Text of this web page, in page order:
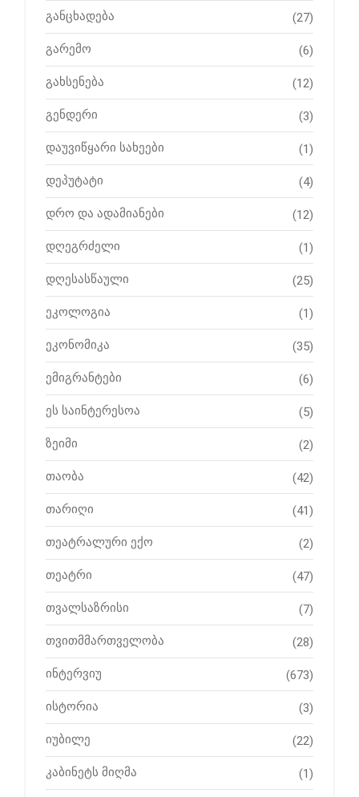
განცხადება (27)
გარემო (6)
გახსენება (12)
გენდერი (3)
დაუვიწყარი სახეები (1)
დეპუტატი (4)
დრო და ადამიანები (12)
დღეგრძელი (1)
დღესასწაული (25)
ეკოლოგია (1)
ეკონომიკა (35)
ემიგრანტები (6)
ეს საინტერესოა (5)
ზეიმი (2)
თაობა (42)
თარიღი (41)
თეატრალური ექო (2)
თეატრი (47)
თვალსაზრისი (7)
თვითმმართველობა (28)
ინტერვიუ (673)
ისტორია (3)
იუბილე (22)
კაბინეტს მიღმა (1)